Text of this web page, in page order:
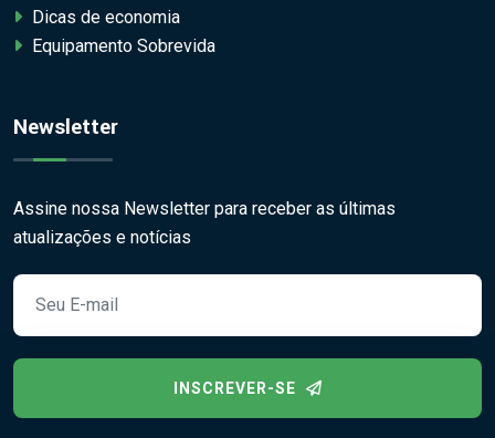
Dicas de economia
Equipamento Sobrevida
Newsletter
Assine nossa Newsletter para receber as últimas
atualizações e notícias
INSCREVER-SE